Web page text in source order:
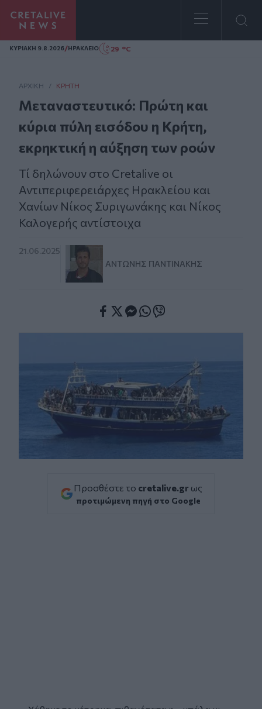
Homepage
ΚΥΡΙΑΚΗ 9.8.2026/ΗΡΑΚΛΕΙΟ 29 °C
ΑΡΧΙΚΗ / ΚΡΉΤΗ
Μεταναστευτικό: Πρώτη και
κύρια πύλη εισόδου η Κρήτη,
εκρηκτική η αύξηση των ροών
Τί δηλώνουν στο Cretalive οι
Αντιπεριφερειάρχες Ηρακλείου και
Χανίων Νίκος Συριγωνάκης και Νίκος
Καλογερής αντίστοιχα
21.06.2025
ΑΝΤΏΝΗΣ ΠΑΝΤΙΝΆΚΗΣ
Προσθέστε το cretalive.gr ως
προτιμώμενη πηγή στο Google